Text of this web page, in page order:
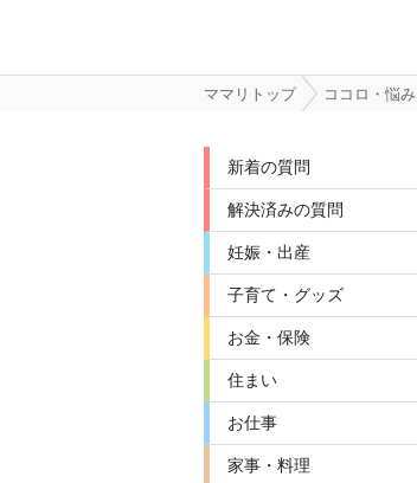
ママリトップ ココロ・悩み
新着の質問
解決済みの質問
妊娠・出産
子育て・グッズ
お金・保険
住まい
お仕事
家事・料理